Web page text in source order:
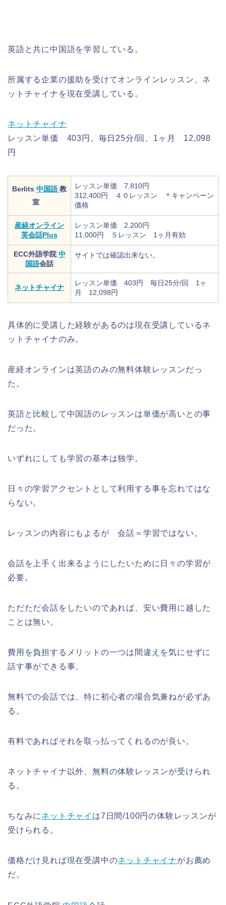
英語と共に中国語を学習している。
所属する企業の援助を受けてオンラインレッスン、ネ
ットチャイナを現在受講している。
ネットチャイナ
レッスン単価 403円。毎日25分/回、1ヶ月 12,098
円
Berlits 中国語 教
室
レッスン単価 7,810円
312,400円 ４０レッスン ＊キャンペーン
価格
産経オンライン
英会話Plus
レッスン単価 2,200円
11,000円 ５レッスン 1ヶ月有効
ECC外語学院中
国語会話
サイトでは確認出来ない。
ネットチャイナ
レッスン単価 403円 毎日25分/回 1ヶ
月 12,098円
具体的に受講した経験があるのは現在受講しているネ
ットチャイナのみ。
産経オンラインは英語のみの無料体験レッスンだっ
た。
英語と比較して中国語のレッスンは単価が高いとの事
だった。
いずれにしても学習の基本は独学。
日々の学習アクセントとして利用する事を忘れてはな
らない。
レッスンの内容にもよるが 会話＝学習ではない。
会話を上手く出来るようにしたいために日々の学習が
必要。
ただただ会話をしたいのであれば、安い費用に越した
ことは無い。
費用を負担するメリットの一つは間違えを気にせずに
話す事ができる事。
無料での会話では、特に初心者の場合気兼ねが必ずあ
る。
有料であればそれを取っ払ってくれるのが良い。
ネットチャイナ以外、無料の体験レッスンが受けられ
る。
ちなみに ネットチャイ は7日間/100円の体験レッスンが
受けられる。
価格だけ見れば現在受講中のネットチャイナがお薦め
だ。